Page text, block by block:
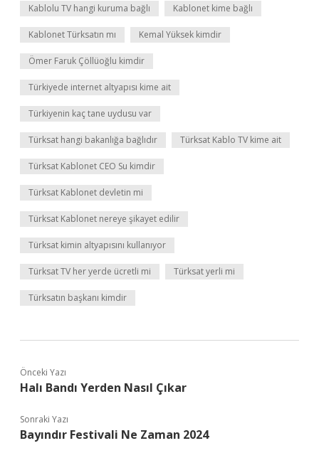
Kablolu TV hangi kuruma bağlı Kablonet kime bağlı
Kablonet Türksatın mı Kemal Yüksek kimdir
Ömer Faruk Çöllüoğlu kimdir
Türkiyede internet altyapısı kime ait
Türkiyenin kaç tane uydusu var
Türksat hangi bakanlığa bağlıdır Türksat Kablo TV kime ait
Türksat Kablonet CEO Su kimdir
Türksat Kablonet devletin mi
Türksat Kablonet nereye şikayet edilir
Türksat kimin altyapısını kullanıyor
Türksat TV her yerde ücretli mi Türksat yerli mi
Türksatın başkanı kimdir
Önceki Yazı
Halı Bandı Yerden Nasıl Çıkar
Sonraki Yazı
Bayındır Festivali Ne Zaman 2024